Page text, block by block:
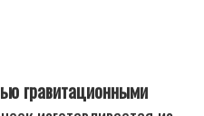
гравитационными